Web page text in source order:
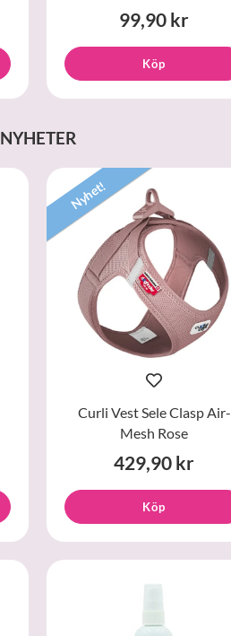
99,90 kr
Köp
NYHETER
Nyhet!
Curli Vest Sele Clasp Air-
Mesh Rose
429,90 kr
Köp